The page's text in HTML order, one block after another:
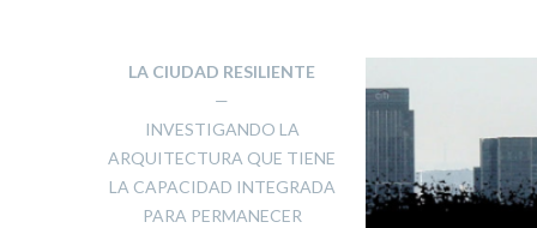
LA CIUDAD RESILIENTE
—
INVESTIGANDO LA
ARQUITECTURA QUE TIENE
LA CAPACIDAD INTEGRADA
PARA PERMANECER